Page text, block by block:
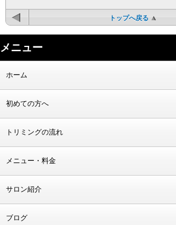
トップへ戻る
メニュー
ホーム
初めての方へ
トリミングの流れ
メニュー・料金
サロン紹介
ブログ